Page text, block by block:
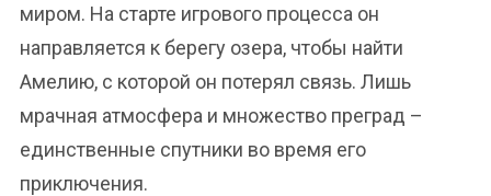
миром. На старте игрового процесса он
направляется к берегу озера, чтобы найти
Амелию, с которой он потерял связь. Лишь
мрачная атмосфера и множество преград –
единственные спутники во время его
приключения.